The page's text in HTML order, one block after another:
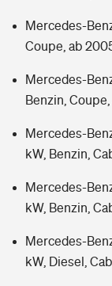
Mercedes-
Coupe, ab
Mercedes-
Benzin,
Mercedes-
kW, Benzin,
Mercedes-
kW, Benzin,
Mercedes-
kW, Diesel,